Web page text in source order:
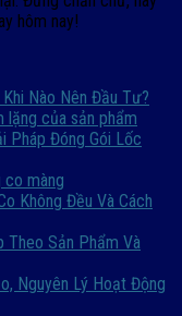
hôm nay!
Nào Nên Đầu Tư?
lặng của sản phẩm
Pháp Đóng Gói Lốc
co màng
Không Đều Và Cách
Theo Sản Phẩm Và
Nguyên Lý Hoạt Động